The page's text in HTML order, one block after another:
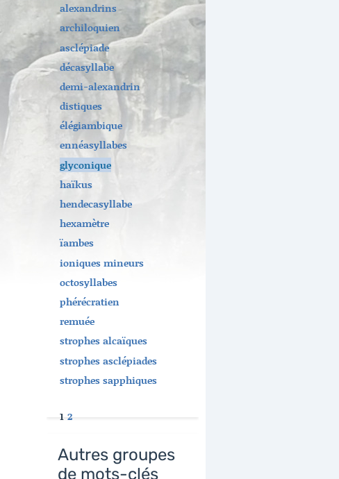
alexandrins
archiloquien
asclépiade
décasyllabe
demi-alexandrin
distiques
élégiambique
ennéasyllabes
glyconique
haïkus
hendecasyllabe
hexamètre
ïambes
ioniques mineurs
octosyllabes
phérécratien
remuée
strophes alcaïques
strophes asclépiades
strophes sapphiques
1 2
Autres groupes
de mots-clés